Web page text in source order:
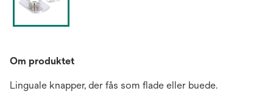
Om produktet
Linguale knapper, der fås som flade eller buede.